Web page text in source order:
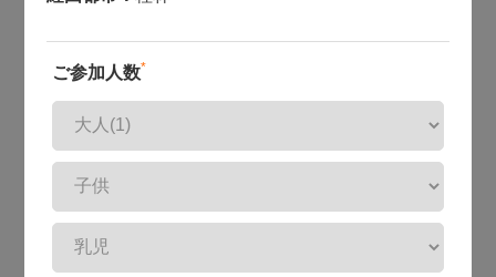
ご参加人数*